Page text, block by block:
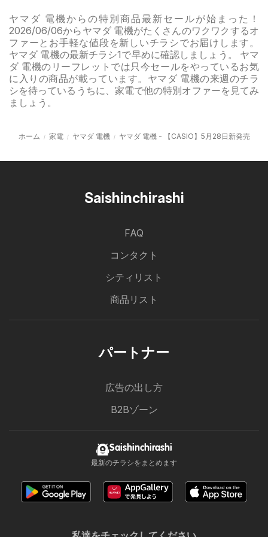
ヤマダ 電機からの特別商品最新セールが始まった！
2026/06/06からヤマダ 電機がたくさんのワクワクするオ
ファーとお手軽な値段を新しいチラシでお届けします。
ヤマダ 電機の最新チラシ1で早めに確認しましょう。 ヤマ
ダ 電機のリーフレットでは只今セールをやっているお気
に入りの商品が載っています。ヤマダ 電機の来週のチラ
シを待っているうちに、家電で他の特別オファーを見てみ
ましょう。
ホーム 家電 ヤマダ 電機 ヤマダ 電機 - 【CASIO】5月28日新発売
Saishinchirashi
FAQ
コンタクト
シティリスト
商品リスト
パートナー
広告の出し方
B2Bゾーン
Saishinchirashi
最新のチラシをまとめます